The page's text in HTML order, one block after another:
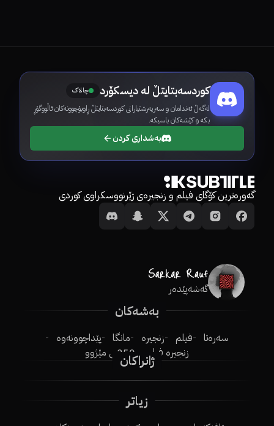
کوردسەبتایتڵ لە دیسکۆرد چالاک
لەگەڵ ئەندامان و سەرپەرشتیارانی کوردسەبتایتڵ ڕاوبۆچوونەکان ئاڵووگۆڕ
بکە و کێشەکان باسبکە.
بەشداری کردن
گەورەترین کۆگای فیلم و زنجیرەی ژێرنووسکراوی کوردی
گەشەپێدەر
بەشەکان
سەرەتا فیلم زنجیرە مانگا
پێداچوونەوە
زنجیرە فیلم
250ـی مێژوو
ژانراکان
زیاتر